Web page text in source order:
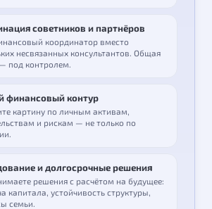
советников и партнёров
координатор вместо
несвязанных консультантов. Общая
под контролем.
финансовый контур
картину по личным активам,
и рискам — не только по
и долгосрочные решения
решения с расчётом на будущее:
капитала, устойчивость структуры,
семьи.